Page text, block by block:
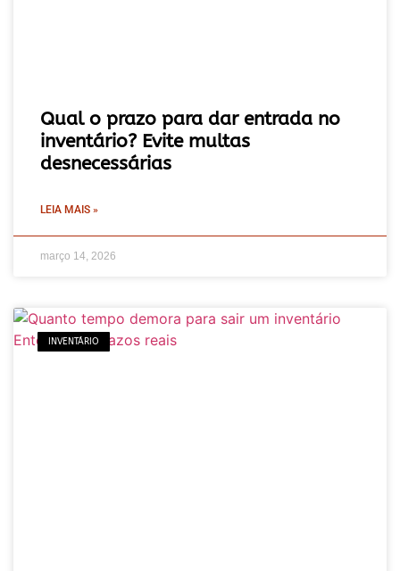
Qual o prazo para dar entrada no
inventário? Evite multas
desnecessárias
LEIA MAIS »
março 14, 2026
INVENTÁRIO